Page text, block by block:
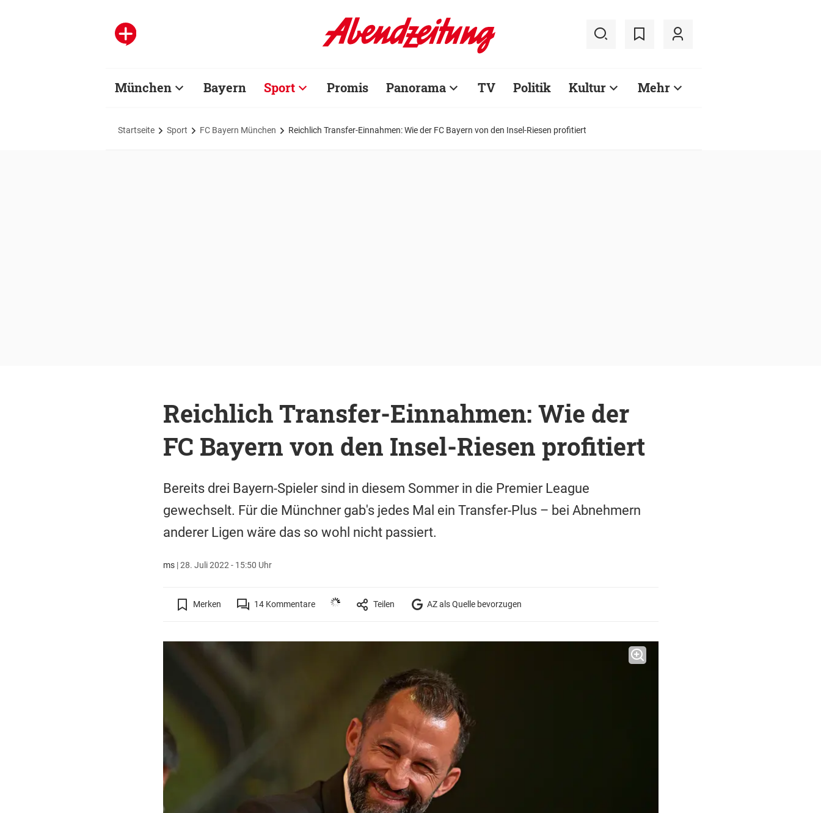
München Bayern Sport Promis Panorama TV Politik Kultur Mehr
Startseite Sport FC Bayern München Reichlich Transfer-Einnahmen: Wie der FC Bayern von den Insel-Riesen profitiert
Reichlich Transfer-Einnahmen: Wie der
FC Bayern von den Insel-Riesen profitiert
Bereits drei Bayern-Spieler sind in diesem Sommer in die Premier League
gewechselt. Für die Münchner gab's jedes Mal ein Transfer-Plus – bei Abnehmern
anderer Ligen wäre das so wohl nicht passiert.
ms |28. Juli 2022 - 15:50 Uhr
Merken 14Kommentare Teilen AZ als Quelle bevorzugen